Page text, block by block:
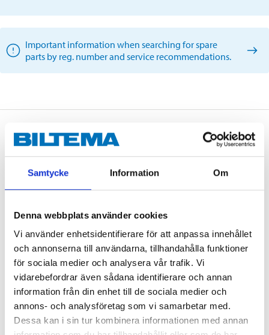
Samtycke Information Om
Denna webbplats använder cookies
Vi använder enhetsidentifierare för att anpassa innehållet
och annonserna till användarna, tillhandahålla funktioner
för sociala medier och analysera vår trafik. Vi
vidarebefordrar även sådana identifierare och annan
information från din enhet till de sociala medier och
annons- och analysföretag som vi samarbetar med.
Dessa kan i sin tur kombinera informationen med annan
Important information when searching for spare
parts by reg. number and service recommendations.
Description
Technical specifications
Brake disc
Solid
Diameter
240 mm
Thickness
8 mm
Min. thickness
7 mm